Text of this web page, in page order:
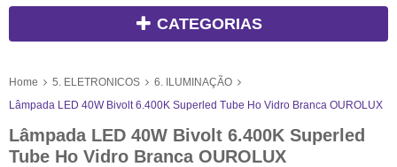
CATEGORIAS
Home 5. ELETRONICOS
6. ILUMINAÇÃO
Lâmpada LED 40W Bivolt 6.400K Superled Tube Ho Vidro Branca OUROLUX
Lâmpada LED 40W Bivolt 6.400K Superled
Tube Ho Vidro Branca OUROLUX